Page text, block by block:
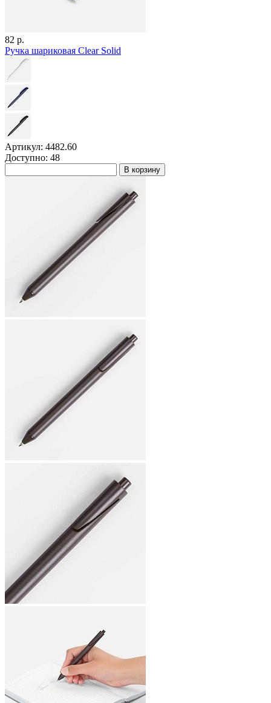
82 р.
Ручка шариковая Clear Solid
Артикул: 4482.60
Доступно: 48
В корзину